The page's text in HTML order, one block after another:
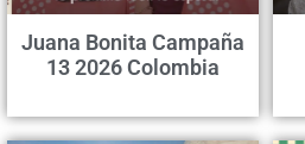
Juana Bonita Campaña
13 2026 Colombia